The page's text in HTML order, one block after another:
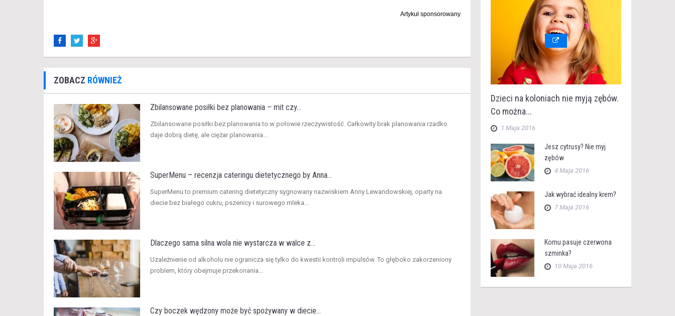
Artykuł sponsorowany
ZOBACZ RÓWNIEŻ
Zbilansowane posiłki bez planowania – mit czy...
​Zbilansowane posiłki bez planowania to w połowie rzeczywistość. Całkowity brak planowania rzadko
daje dobrą dietę, ale ciężar planowania...
SuperMenu – recenzja cateringu dietetycznego by Anna...
​SuperMenu to premium catering dietetyczny sygnowany nazwiskiem Anny Lewandowskiej, oparty na
diecie bez białego cukru, pszenicy i surowego mleka...
Dlaczego sama silna wola nie wystarcza w walce z...
​Uzależnienie od alkoholu nie ogranicza się tylko do kwestii kontroli impulsów. To głęboko zakorzeniony
problem, który obejmuje przekonania...
Czy boczek wędzony może być spożywany w diecie...
Dzieci na koloniach nie myją zębów.
Co można...
1 Maja 2016
Jesz cytrusy? Nie myj
zębów
4 Maja 2016
Jak wybrać idealny krem?
7 Maja 2016
Komu pasuje czerwona
szminka?
10 Maja 2016